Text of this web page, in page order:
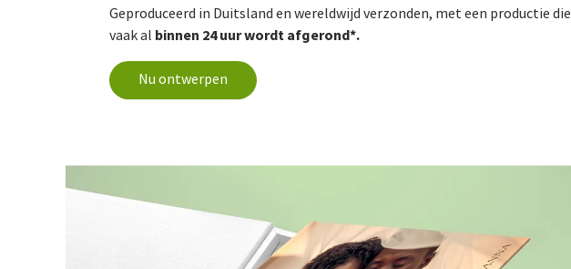
Geproduceerd in Duitsland en wereldwijd verzonden, met een productie die
vaak al binnen 24 uur wordt afgerond*.
Nu ontwerpen